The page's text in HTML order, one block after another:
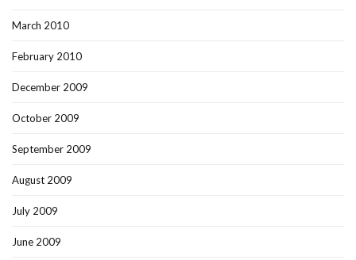
March 2010
February 2010
December 2009
October 2009
September 2009
August 2009
July 2009
June 2009